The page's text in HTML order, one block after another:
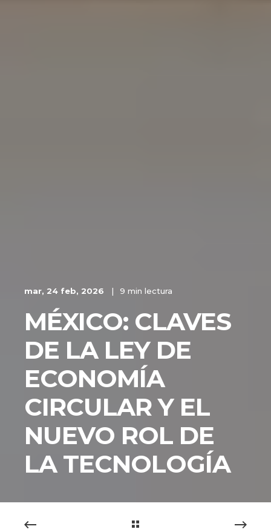
mar, 24 feb, 2026 9 min lectura
MÉXICO: CLAVES
DE LA LEY DE
ECONOMÍA
CIRCULAR Y EL
NUEVO ROL DE
LA TECNOLOGÍA